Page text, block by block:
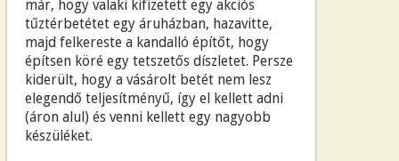
már, hogy valaki kifizetett egy akciós
tűztérbetétet egy áruházban, hazavitte,
majd felkereste a kandalló építőt, hogy
építsen köré egy tetszetős díszletet. Persze
kiderült, hogy a vásárolt betét nem lesz
elegendő teljesítményű, így el kellett adni
(áron alul) és venni kellett egy nagyobb
készüléket.